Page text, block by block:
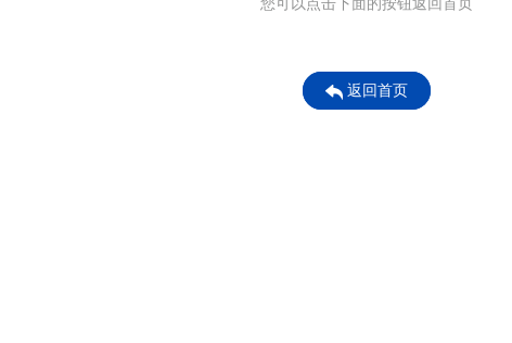
您可以点击下面的按钮返回首页
返回首页